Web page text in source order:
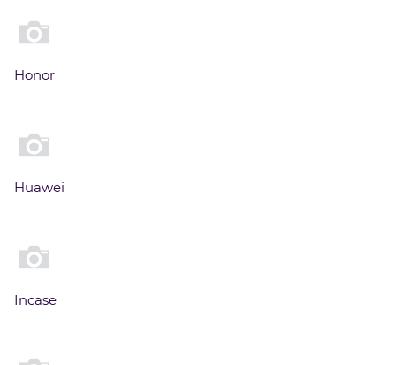
Honor
Huawei
Incase